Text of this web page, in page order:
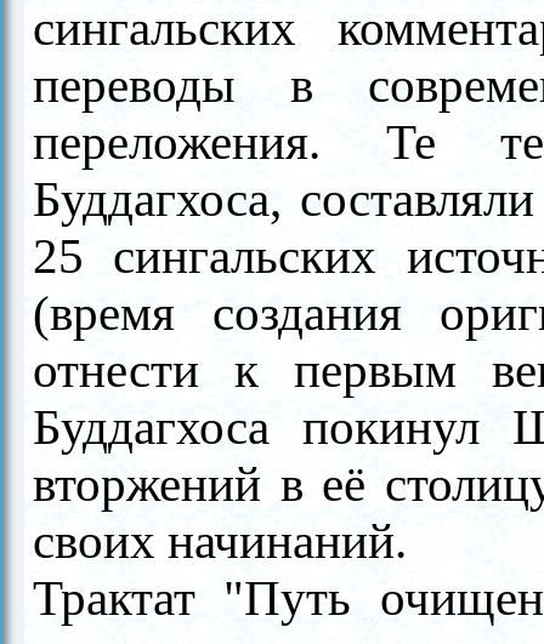
сингальских
переводы в
переложения. Те
Буддагхоса,
25 сингальских
(время создания
отнести к первым
Буддагхоса покинул
вторжений в её
своих начинаний.
Трактат "Путь